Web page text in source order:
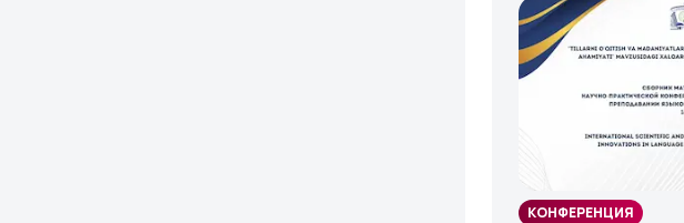
КОНФЕРЕНЦИЯ